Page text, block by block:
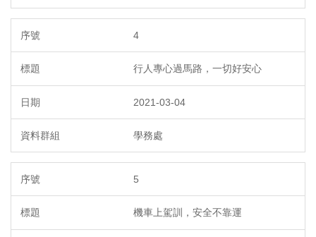
4
行人專心過馬路，一切好安心
2021-03-04
學務處
5
機車上駕訓，安全不靠運